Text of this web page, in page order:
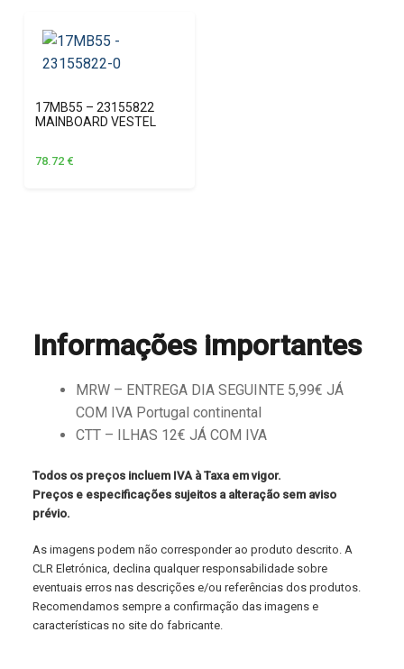
17MB55 – 23155822
MAINBOARD VESTEL
78.72 €
Informações importantes
MRW – ENTREGA DIA SEGUINTE 5,99€ JÁ
COM IVA Portugal continental
CTT – ILHAS 12€ JÁ COM IVA
Todos os preços incluem IVA à Taxa em vigor.
Preços e especificações sujeitos a alteração sem aviso
prévio.
As imagens podem não corresponder ao produto descrito. A
CLR Eletrónica, declina qualquer responsabilidade sobre
eventuais erros nas descrições e/ou referências dos produtos.
Recomendamos sempre a confirmação das imagens e
características no site do fabricante.